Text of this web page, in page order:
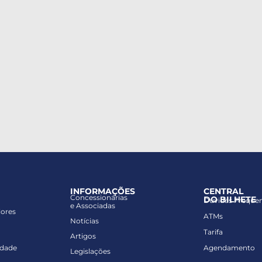
INFORMAÇÕES
Concessionárias
e Associadas
Notícias
Artigos
Legislações
CENTRAL
DO BILHETE
Dúvidas
ATMs
Tarifa
Agendamento